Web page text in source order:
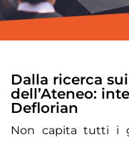
Dalla ricerca
dell’Ateneo:
Deflorian
Non capita tutti i